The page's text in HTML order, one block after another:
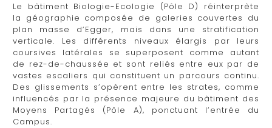
Le bâtiment Biologie-Ecologie (Pôle D) réinterprète
la géographie composée de galeries couvertes du
plan masse d’Egger, mais dans une stratification
verticale. Les différents niveaux élargis par leurs
coursives latérales se superposent comme autant
de rez-de-chaussée et sont reliés entre eux par de
vastes escaliers qui constituent un parcours continu.
Des glissements s’opèrent entre les strates, comme
influencés par la présence majeure du bâtiment des
Moyens Partagés (Pôle A), ponctuant l’entrée du
Campus.